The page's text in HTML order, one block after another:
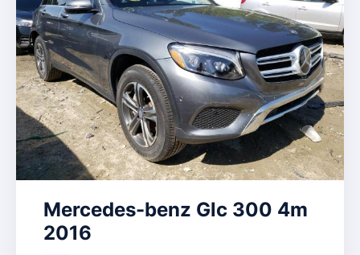
Mercedes-benz Glc 300 4m
2016